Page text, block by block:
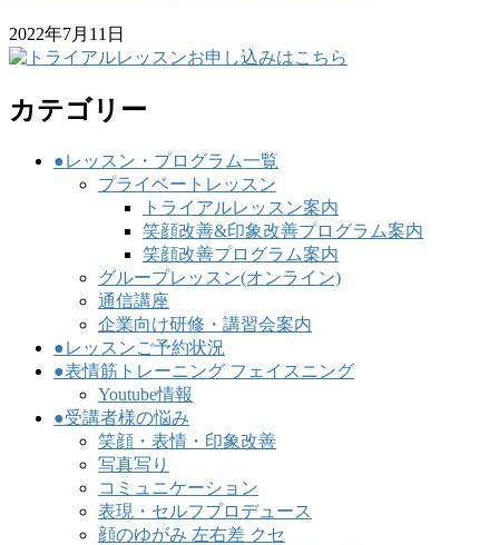
2022年7月11日
カテゴリー
●レッスン・プログラム一覧
プライベートレッスン
トライアルレッスン案内
笑顔改善&印象改善プログラム案内
笑顔改善プログラム案内
グループレッスン(オンライン)
通信講座
企業向け研修・講習会案内
●レッスンご予約状況
●表情筋トレーニング フェイスニング
Youtube情報
●受講者様の悩み
笑顔・表情・印象改善
写真写り
コミュニケーション
表現・セルフプロデュース
顔のゆがみ 左右差 クセ